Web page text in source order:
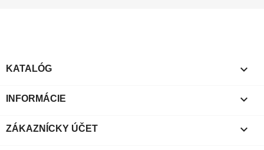
KATALÓG 
INFORMÁCIE 
ZÁKAZNÍCKY ÚČET 